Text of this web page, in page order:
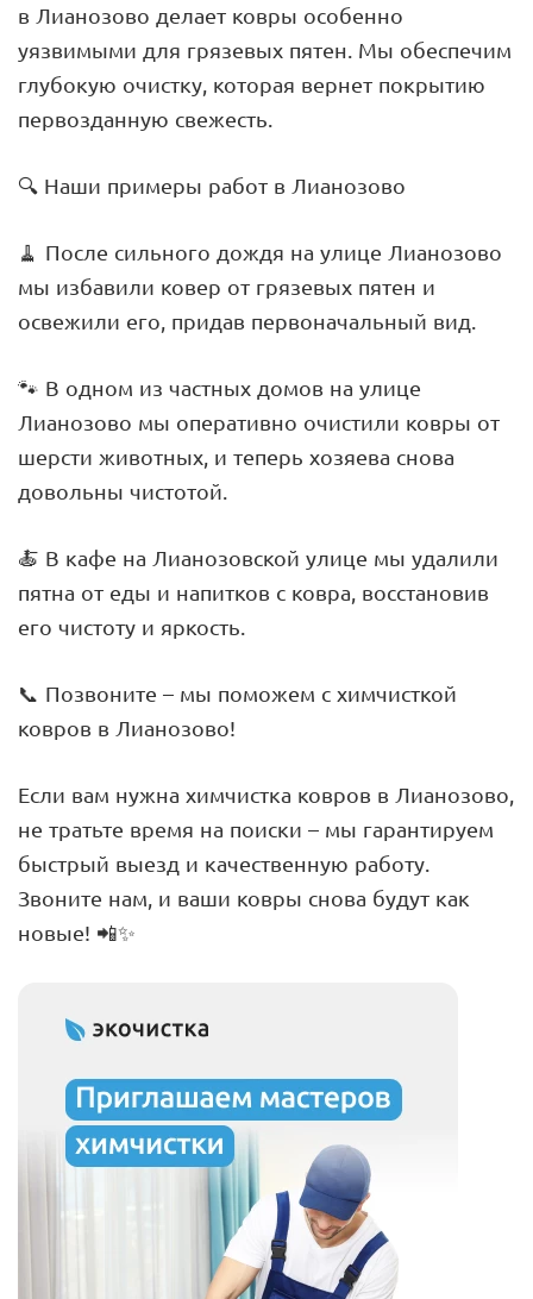
в Лианозово делает ковры особенно
уязвимыми для грязевых пятен. Мы обеспечим
глубокую очистку, которая вернет покрытию
первозданную свежесть.
🔍 Наши примеры работ в Лианозово
🧹 После сильного дождя на улице Лианозово
мы избавили ковер от грязевых пятен и
освежили его, придав первоначальный вид.
🐾 В одном из частных домов на улице
Лианозово мы оперативно очистили ковры от
шерсти животных, и теперь хозяева снова
довольны чистотой.
🍝 В кафе на Лианозовской улице мы удалили
пятна от еды и напитков с ковра, восстановив
его чистоту и яркость.
📞 Позвоните – мы поможем с химчисткой
ковров в Лианозово!
Если вам нужна химчистка ковров в Лианозово,
не тратьте время на поиски – мы гарантируем
быстрый выезд и качественную работу.
Звоните нам, и ваши ковры снова будут как
новые! 📲✨